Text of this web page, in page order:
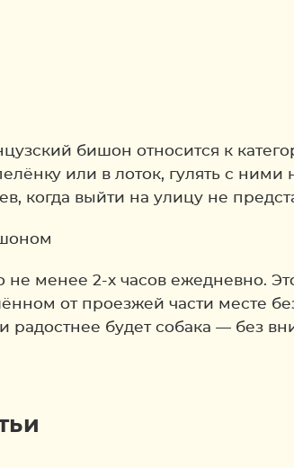
бишон относится к
или в лоток, гулять с
когда выйти на улицу не
не менее 2-х часов ежедневно.
от проезжей части месте
радостнее будет собака — без